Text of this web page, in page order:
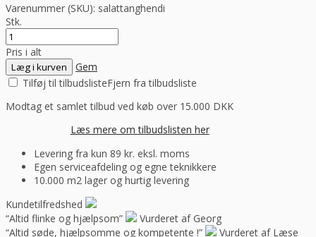
Varenummer (SKU): salattanghendi
Stk.
Pris i alt
Læg i kurven
Gem
Tilføj til tilbudslisteFjern fra tilbudsliste
Modtag et samlet tilbud ved køb over 15.000 DKK
Læs mere om tilbudslisten her
Levering fra kun 89 kr. eksl. moms
Egen serviceafdeling og egne teknikkere
10.000 m2 lager og hurtig levering
Kundetilfredshed
“Altid flinke og hjælpsom”
Vurderet af Georg
“Altid søde, hjælpsomme og kompetente !”
Vurderet af Læse